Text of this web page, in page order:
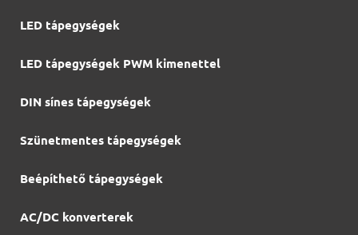
LED tápegységek
LED tápegységek PWM kimenettel
DIN sínes tápegységek
Szünetmentes tápegységek
Beépíthető tápegységek
AC/DC konverterek